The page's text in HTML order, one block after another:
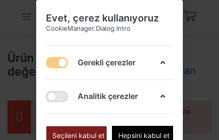
Ürün
değerlendirmeleri
Çubuk Tasarım
Gümüş Şahmeran
Bileklik
Yalnızca kayıtlı kullanıcılar değerlendirme
Evet, çerez kullanıyoruz
CookieManager.Dialog.Intro
Gerekli çerezler
Analitik çerezler
Seçileni kabul et Hepsini kabul et